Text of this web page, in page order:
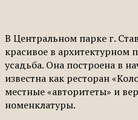
В Центральном парке г.
красивое в архитектурном
усадьба. Она построена в
известна как ресторан
местные «авторитеты» и
номенклатуры.